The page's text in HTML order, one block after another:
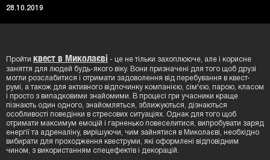
28.10.2019
Пройти квест в Миколаєві - це не тільки захоплююче, але і корисне
заняття для людей будь-якого віку. Вони призначені для того щоб друзі
могли розслабитися і отримати задоволення від перебування в квест-
румі, а також для активного відпочинку компанією, сім'єю, парою, класом
і просто з випадковими знайомими. В процесі гри учасники краще
пізнають один одного, знайомляться, зближуються, дізнаються
особливості поведінки в стресових ситуаціях. Однак для того щоб
отримати максимум емоцій і гарненько повеселитися, випробувати заряд
енергії та адреналіну, вирішуючи, чим зайнятися в Миколаєві, необхідно
вибирати для проходження квеструми, які оформлені відповідним
чином, з використанням спецефектів і декорацій.